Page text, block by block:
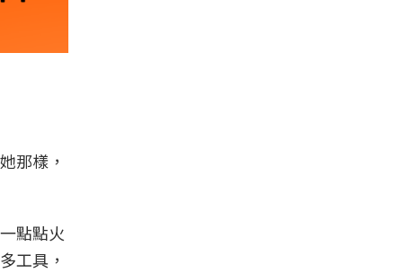
那樣，
點點火
工具，